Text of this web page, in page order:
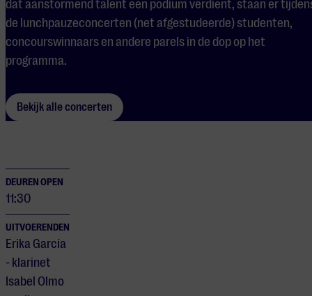
dat aanstormend talent een podium verdient, staan er
de lunchpauzeconcerten (net afgestudeerde) studenten,
concourswinnaars en andere parels in de dop op het
programma.
Bekijk alle concerten
DEUREN OPEN
11:30
UITVOERENDEN
Erika García
- klarinet
Isabel Olmo